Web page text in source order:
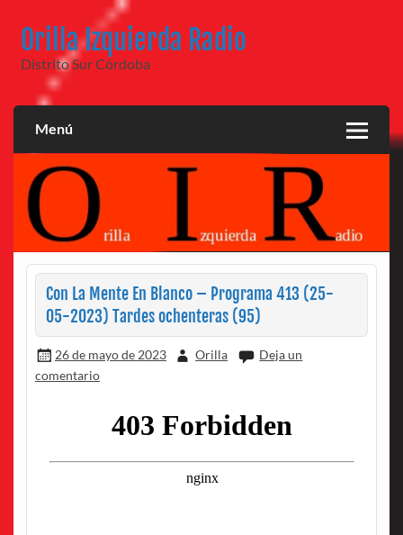
contenido
Orilla Izquierda Radio
Distrito Sur Córdoba
Menú
Con La Mente En Blanco – Programa 413 (25-
05-2023) Tardes ochenteras (95)
26 de mayo de 2023 Orilla
Deja un
comentario